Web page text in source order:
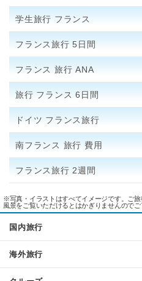
学生旅行 フランス
フランス旅行 5日間
フランス 旅行 ANA
旅行 フランス 6日間
ドイツ フランス旅行
南フランス 旅行 費用
フランス旅行 2週間
※写真・イラストはすべてイメージです。ご
風景をご覧いただけるとはかぎりませんのでご
国内旅行
海外旅行